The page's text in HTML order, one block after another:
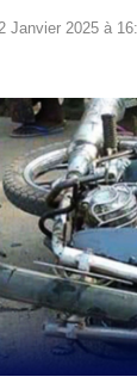
Janvier 2025 à